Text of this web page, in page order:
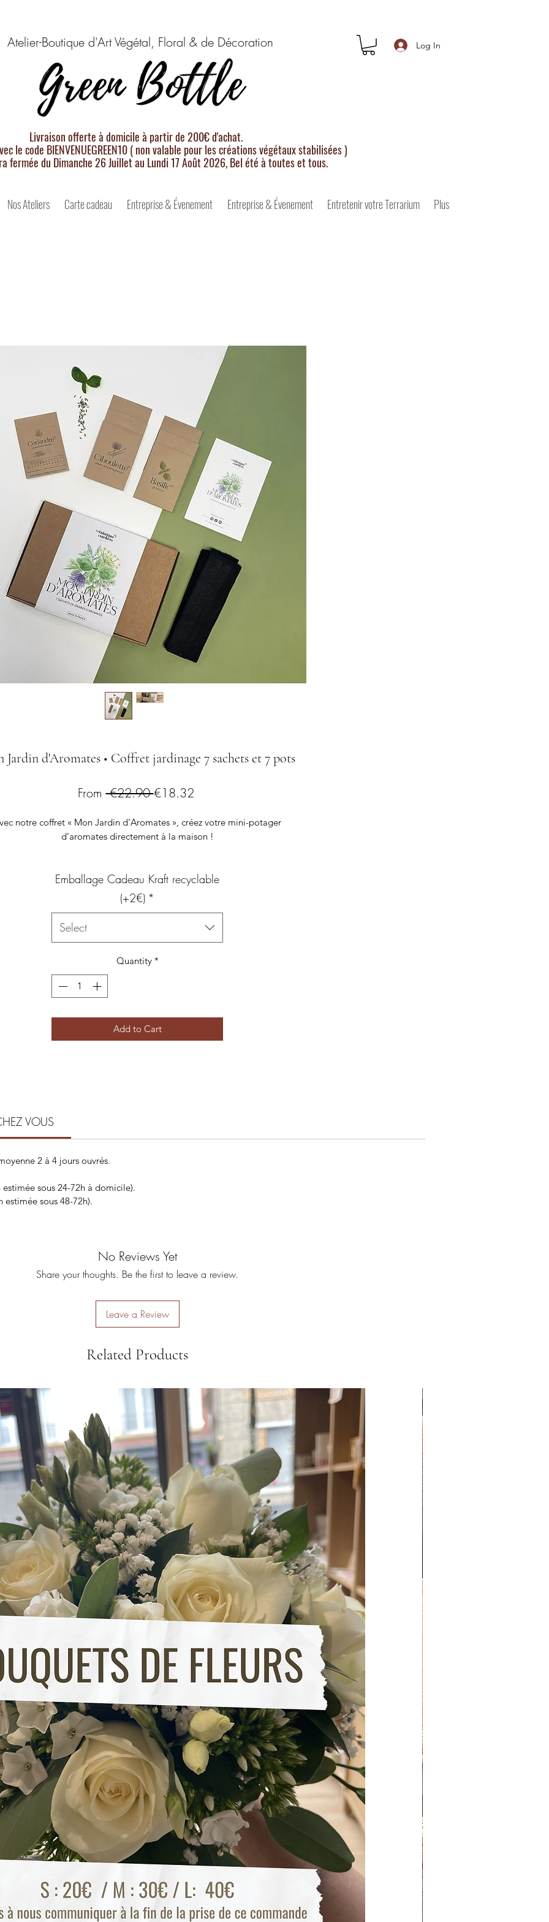
Atelier-Boutique d'Art Végétal, Floral & de Décoration Log In
Livraison offerte à domicile à partir de 200€ d'achat.
le code BIENVENUEGREEN10 ( non valable pour les créations végétaux stabilisées )
fermée du Dimanche 26 Juillet au Lundi 17 Août 2026, Bel été à toutes et tous.
Nos Ateliers Carte cadeau Entreprise & Évenement Entreprise & Évenement Entretenir votre Terrarium Plus
Jardin d'Aromates • Coffret jardinage 7 sachets et 7 pots
From €22.90 Regular
€18.32Sale
notre coffret « Mon Jardin d’Aromates », créez votre mini-potager
d’aromates directement à la maison !
7 minis pots de semis en géotextile
Sachets kraft à base de papier FSC, recyclé et recyclable | 70 x 100 mm
Des graines françaises, bio ou NT, reproductibles et mellifères
Fabrication française, made in Nantes
Emballage Cadeau Kraft recyclable
(+2€) *
Select
Quantity *
Add to Cart
VOUS
2 à 4 jours ouvrés.
estimée sous 24-72h à domicile).
estimée sous 48-72h).
No Reviews Yet
Share your thoughts. Be the first to leave a review.
Leave a Review
Related Products